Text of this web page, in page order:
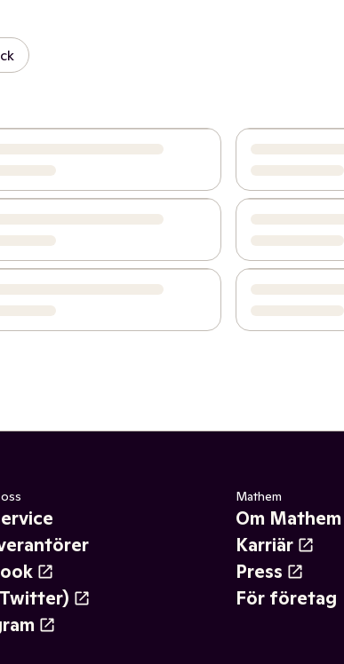
Mathem
Om Mathem
Karriär
Press
För företag